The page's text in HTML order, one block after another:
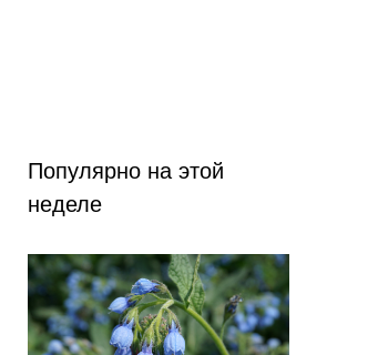
Популярно на этой
неделе